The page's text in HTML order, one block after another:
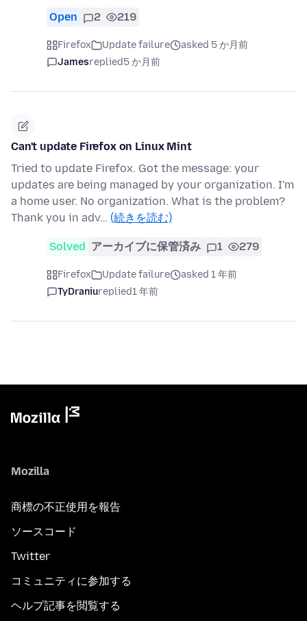
Open 2 219
Firefox Update failure
asked 5 か月前
Jamesreplied5 か月前
Can't update Firefox on Linux Mint
Tried to update Firefox. Got the message: your
updates are being managed by your organization. I'm
a home user. No organization. What is the problem?
Thank you in adv… (続きを読む)
Solved アーカイブに保管済み 1 279
Firefox Update failure
asked 1 年前
TyDraniureplied1 年前
Mozilla
商標の不正使用を報告
ソースコード
Twitter
コミュニティに参加する
ヘルプ記事を閲覧する